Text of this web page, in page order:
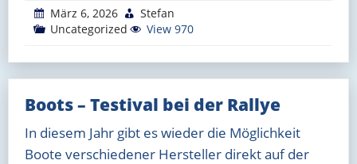
März 6, 2026
Stefan
Uncategorized
View 970
Boots – Testival bei der Rallye
In diesem Jahr gibt es wieder die Möglichkeit
Boote verschiedener Hersteller direkt auf der